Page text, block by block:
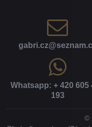
Whatsapp: + 420 605
193
©